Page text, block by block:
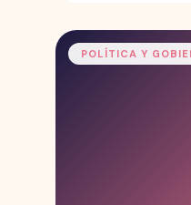
gobierna los datos
cuando lo hace.
POLÍTICA Y